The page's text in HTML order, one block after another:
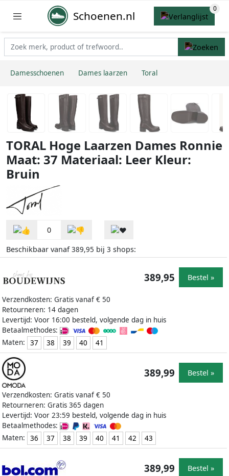
Schoenen.nl
Damesschoenen Dames laarzen Toral
TORAL Hoge Laarzen Dames Ronnie
Maat: 37 Materiaal: Leer Kleur:
Bruin
0
Beschikbaar vanaf389,95 bij 3 shops:
Verzendkosten: Gratis vanaf € 50
Retourneren: 14 dagen
Levertijd: Voor 16:00 besteld, volgende dag in huis
Betaalmethodes:
Maten:
37 38 39 40 41
389,95 Bestel »
Verzendkosten: Gratis vanaf € 50
Retourneren: Gratis 365 dagen
Levertijd: Voor 23:59 besteld, volgende dag in huis
Betaalmethodes:
Maten:
36 37 38 39 40 41 42 43
389,99 Bestel »
389,99 Bestel »